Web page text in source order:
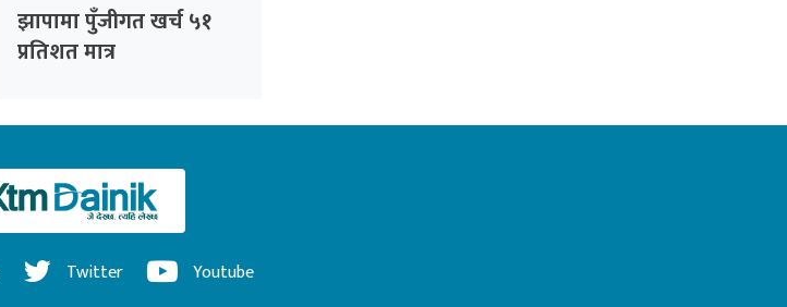
झापामा पुँजीगत खर्च ५१
प्रतिशत मात्र
Twitter Youtube